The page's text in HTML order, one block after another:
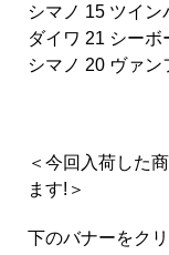
シマノ 15 ツイ
ダイワ 21 シー
シマノ 20 ヴァ
＜今回入荷した
ます!＞
下のバナーをク